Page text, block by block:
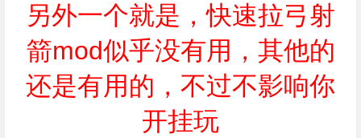
另外一个就是，快速拉弓射
箭mod似乎没有用，其他的
还是有用的，不过不影响你
开挂玩